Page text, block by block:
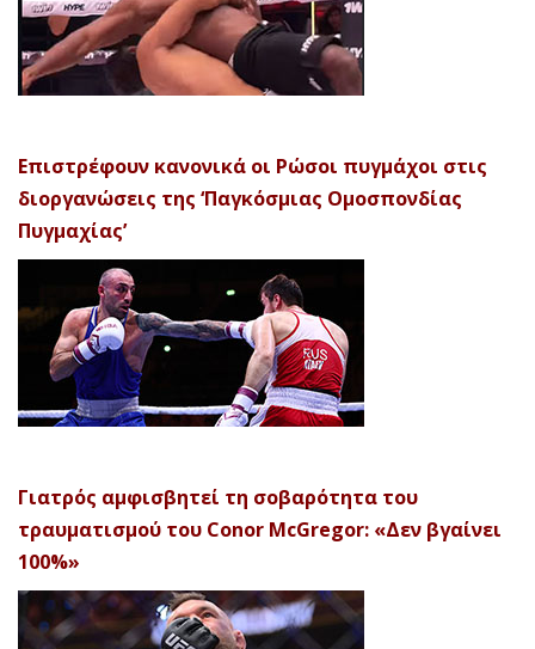
Επιστρέφουν κανονικά οι Ρώσοι πυγμάχοι στις
διοργανώσεις της ‘Παγκόσμιας Ομοσπονδίας
Πυγμαχίας’
Γιατρός αμφισβητεί τη σοβαρότητα του
τραυματισμού του Conor McGregor: «Δεν βγαίνει
100%»